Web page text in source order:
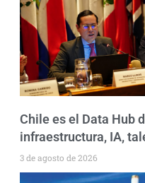
Chile es el Data Hub
infraestructura, IA,
3 de agosto de 2026